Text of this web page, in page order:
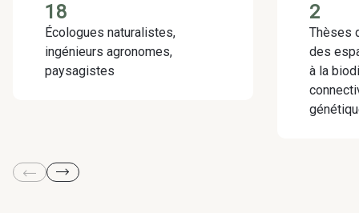
18
Écologues naturalistes,
ingénieurs agronomes,
paysagistes
2
Thèses
des
à la